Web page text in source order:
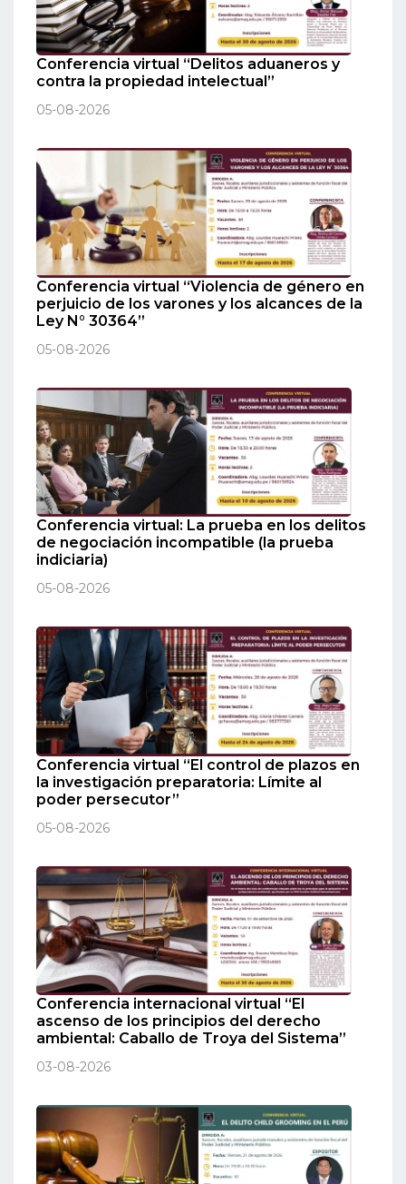
Conferencia virtual “Delitos aduaneros y
contra la propiedad intelectual”
05-08-2026
Conferencia virtual “Violencia de género en
perjuicio de los varones y los alcances de la
Ley N° 30364”
05-08-2026
Conferencia virtual: La prueba en los delitos
de negociación incompatible (la prueba
indiciaria)
05-08-2026
Conferencia virtual “El control de plazos en
la investigación preparatoria: Límite al
poder persecutor”
05-08-2026
Conferencia internacional virtual “El
ascenso de los principios del derecho
ambiental: Caballo de Troya del Sistema”
03-08-2026